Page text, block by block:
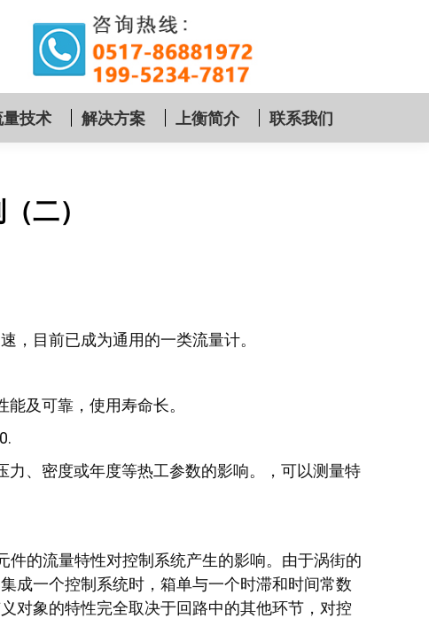
量技术 解决方案 上衡简介 联系我们
二）
，目前已成为通用的一类流量计。
及可靠，使用寿命长。
力、密度或年度等热工参数的影响。，可以测量特
件的流量特性对控制系统产生的影响。由于涡街的
成一个控制系统时，箱单与一个时滞和时间常数
对象的特性完全取决于回路中的其他环节，对控